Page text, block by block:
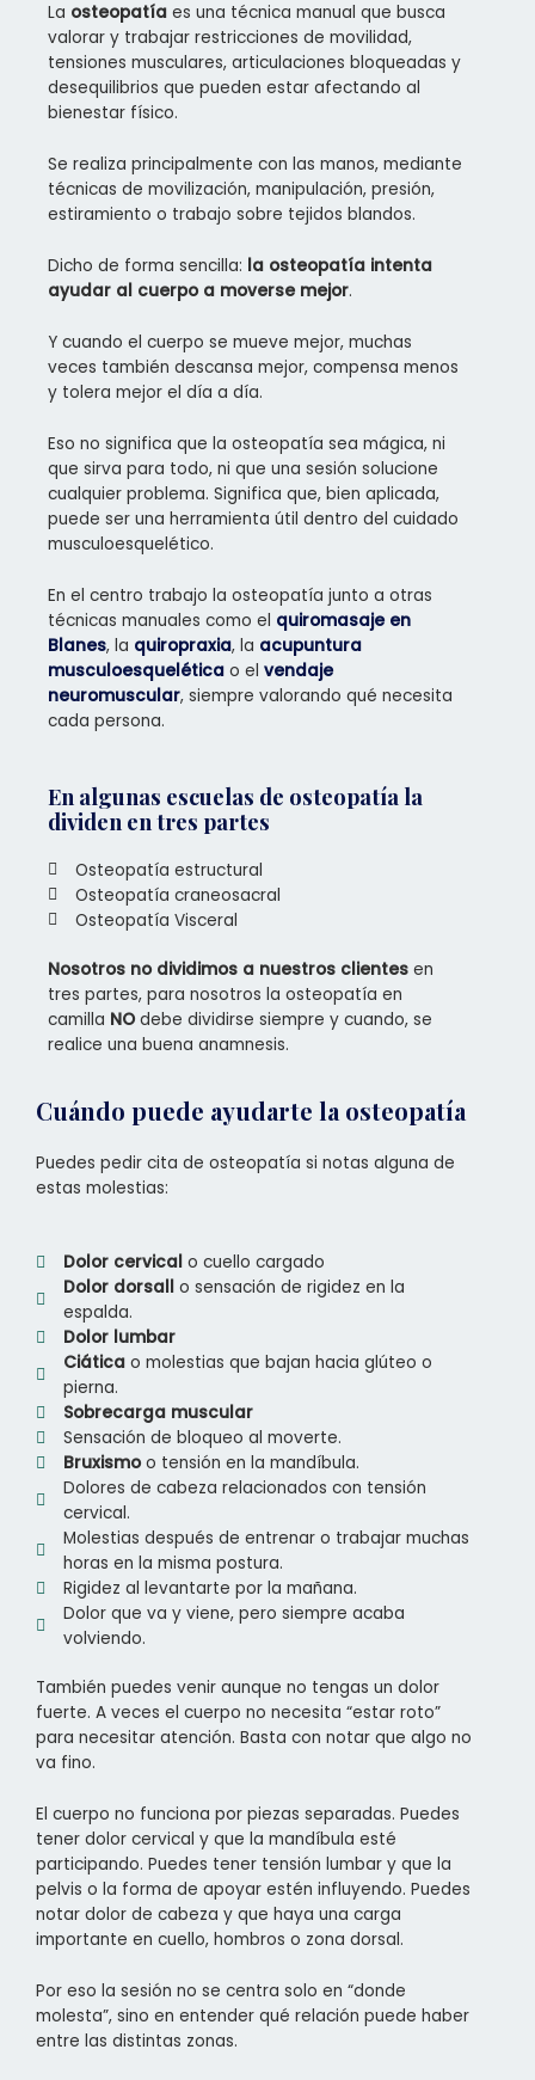
La osteopatía es una técnica manual que busca
valorar y trabajar restricciones de movilidad,
tensiones musculares, articulaciones bloqueadas y
desequilibrios que pueden estar afectando al
bienestar físico.
Se realiza principalmente con las manos, mediante
técnicas de movilización, manipulación, presión,
estiramiento o trabajo sobre tejidos blandos.
Dicho de forma sencilla: la osteopatía intenta
ayudar al cuerpo a moverse mejor.
Y cuando el cuerpo se mueve mejor, muchas
veces también descansa mejor, compensa menos
y tolera mejor el día a día.
Eso no significa que la osteopatía sea mágica, ni
que sirva para todo, ni que una sesión solucione
cualquier problema. Significa que, bien aplicada,
puede ser una herramienta útil dentro del cuidado
musculoesquelético.
En el centro trabajo la osteopatía junto a otras
técnicas manuales como el quiromasaje en
Blanes, la quiropraxia, la acupuntura
musculoesquelética o el vendaje
neuromuscular, siempre valorando qué necesita
cada persona.
En algunas escuelas de osteopatía la
dividen en tres partes
Osteopatía estructural
Osteopatía craneosacral
Osteopatía Visceral
Nosotros no dividimos a nuestros clientes en
tres partes, para nosotros la osteopatía en
camilla NOdebe dividirse siempre y cuando, se
realice una buena anamnesis.
Cuándo puede ayudarte la osteopatía
Puedes pedir cita de osteopatía si notas alguna de
estas molestias:
Dolor cervicalo cuello cargado
Dolor dorsallo sensación de rigidez en la
espalda.
Dolor lumbar
Ciáticao molestias que bajan hacia glúteo o
pierna.
Sobrecarga muscular
Sensación de bloqueo al moverte.
Bruxismoo tensión en la mandíbula.
Dolores de cabeza relacionados con tensión
cervical.
Molestias después de entrenar o trabajar muchas
horas en la misma postura.
Rigidez al levantarte por la mañana.
Dolor que va y viene, pero siempre acaba
volviendo.
También puedes venir aunque no tengas un dolor
fuerte. A veces el cuerpo no necesita “estar roto”
para necesitar atención. Basta con notar que algo no
va fino.
El cuerpo no funciona por piezas separadas. Puedes
tener dolor cervical y que la mandíbula esté
participando. Puedes tener tensión lumbar y que la
pelvis o la forma de apoyar estén influyendo. Puedes
notar dolor de cabeza y que haya una carga
importante en cuello, hombros o zona dorsal.
Por eso la sesión no se centra solo en “donde
molesta”, sino en entender qué relación puede haber
entre las distintas zonas.